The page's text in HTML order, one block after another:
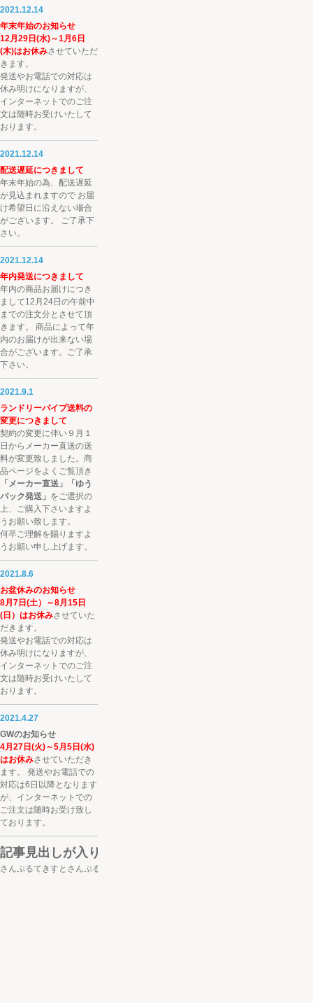
2021.12.14
年末年始のお知らせ
12月29日(水)～1月6日
(木)はお休みさせていただ
きます。
発送やお電話での対応は
休み明けになりますが、
インターネットでのご注
文は随時お受けいたして
おります。
2021.12.14
配送遅延につきまして
年末年始の為、配送遅延
が見込まれますので お届
け希望日に沿えない場合
がございます。 ご了承下
さい。
2021.12.14
年内発送につきまして
年内の商品お届けにつき
まして12月24日の午前中
までの注文分とさせて頂
きます。 商品によって年
内のお届けが出来ない場
合がございます。ご了承
下さい。
2021.9.1
ランドリーパイプ送料の
変更につきまして
契約の変更に伴い９月１
日からメーカー直送の送
料が変更致しました。商
品ページをよくご覧頂き
「メーカー直送」「ゆう
パック発送」 をご選択の
上、ご購入下さいますよ
うお願い致します。
何卒ご理解を賜りますよ
うお願い申し上げます。
2021.8.6
お盆休みのお知らせ
8月7日(土）～8月15日
(日）はお休みさせていた
だきます。
発送やお電話での対応は
休み明けになりますが、
インターネットでのご注
文は随時お受けいたして
おります。
2021.4.27
GWのお知らせ
4月27日(火)～5月5日(水)
はお休みさせていただき
ます。 発送やお電話での
対応は6日以降となります
が、インターネットでの
ご注文は随時お受け致し
ております。
記事見出しが入ります
さんぷるてきすとさんぷるてきすとさんぷるてきすと。